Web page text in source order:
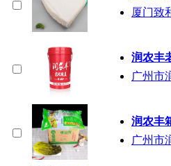
厦门致
润农丰
广州市
润农丰
广州市